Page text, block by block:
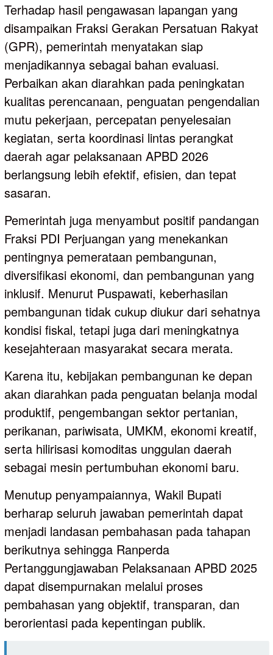
Terhadap hasil pengawasan lapangan yang
disampaikan Fraksi Gerakan Persatuan Rakyat
(GPR), pemerintah menyatakan siap
menjadikannya sebagai bahan evaluasi.
Perbaikan akan diarahkan pada peningkatan
kualitas perencanaan, penguatan pengendalian
mutu pekerjaan, percepatan penyelesaian
kegiatan, serta koordinasi lintas perangkat
daerah agar pelaksanaan APBD 2026
berlangsung lebih efektif, efisien, dan tepat
sasaran.
Pemerintah juga menyambut positif pandangan
Fraksi PDI Perjuangan yang menekankan
pentingnya pemerataan pembangunan,
diversifikasi ekonomi, dan pembangunan yang
inklusif. Menurut Puspawati, keberhasilan
pembangunan tidak cukup diukur dari sehatnya
kondisi fiskal, tetapi juga dari meningkatnya
kesejahteraan masyarakat secara merata.
Karena itu, kebijakan pembangunan ke depan
akan diarahkan pada penguatan belanja modal
produktif, pengembangan sektor pertanian,
perikanan, pariwisata, UMKM, ekonomi kreatif,
serta hilirisasi komoditas unggulan daerah
sebagai mesin pertumbuhan ekonomi baru.
Menutup penyampaiannya, Wakil Bupati
berharap seluruh jawaban pemerintah dapat
menjadi landasan pembahasan pada tahapan
berikutnya sehingga Ranperda
Pertanggungjawaban Pelaksanaan APBD 2025
dapat disempurnakan melalui proses
pembahasan yang objektif, transparan, dan
berorientasi pada kepentingan publik.